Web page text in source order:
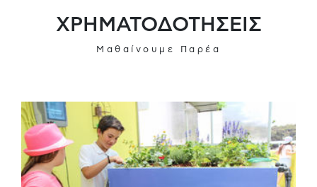
ΧΡΗΜΑΤΟΔΟΤΗΣΕΙΣ
Μαθαίνουμε Παρέα